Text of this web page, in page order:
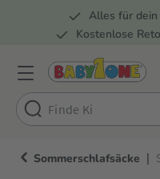
Zur Alles für dein
Kostenlose
Sommerschlafsäcke |